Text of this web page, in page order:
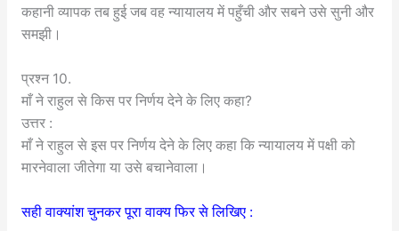
कहानी व्यापक तब हुई जब वह न्यायालय में पहुँची और सबने उसे सुनी और
समझी।
प्रश्न 10.
माँ ने राहुल से किस पर निर्णय देने के लिए कहा?
उत्तर :
माँ ने राहुल से इस पर निर्णय देने के लिए कहा कि न्यायालय में पक्षी को
मारनेवाला जीतेगा या उसे बचानेवाला।
सही वाक्यांश चुनकर पूरा वाक्य फिर से लिखिए :